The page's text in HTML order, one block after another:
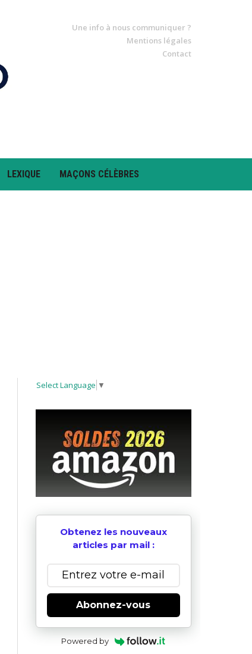
Une info à nous communiquer ?
Mentions légales
Contact
LEXIQUE MAÇONS CÉLÈBRES
Select Language ▼
Obtenez les nouveaux
articles par mail :
Abonnez-vous
Powered by